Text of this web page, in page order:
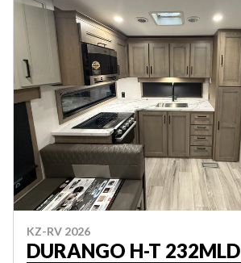
KZ-RV 2026
DURANGO H-T 232MLD